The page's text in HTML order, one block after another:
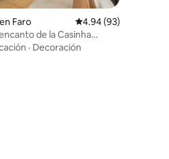
de 5, 19 reseñas
Faro Calificación
4.94 (93)
de la Casinha
· Decoración